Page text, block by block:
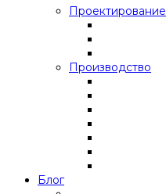
Проектирование
Производство
Блог